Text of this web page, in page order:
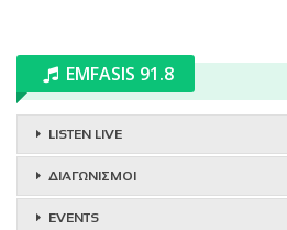
EMFASIS 91.8
LISTEN LIVE
ΔΙΑΓΩΝΙΣΜΟΙ
EVENTS